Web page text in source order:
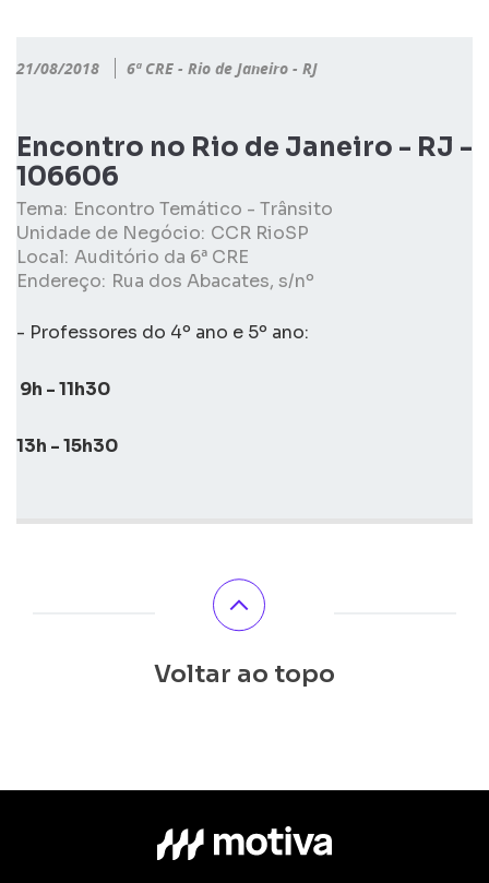
21/08/2018 6ª CRE - Rio de Janeiro - RJ
Encontro no Rio de Janeiro - RJ -
106606
Tema: Encontro Temático - Trânsito
Unidade de Negócio: CCR RioSP
Local: Auditório da 6ª CRE
Endereço: Rua dos Abacates, s/nº
- Professores do 4º ano e 5º ano:
9h - 11h30
13h - 15h30
Voltar ao topo